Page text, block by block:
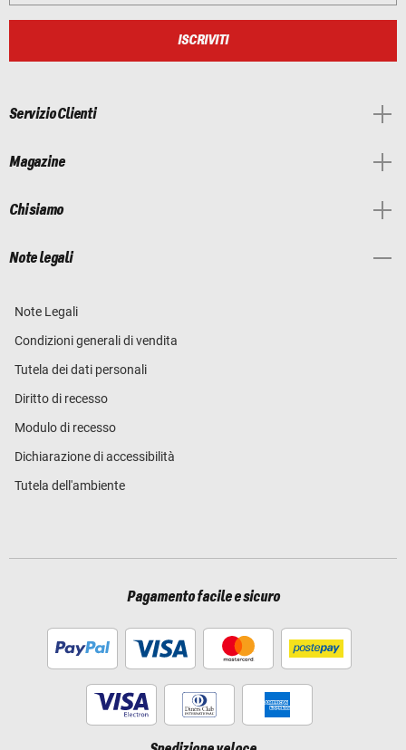
ISCRIVITI
Servizio Clienti
Magazine
Chi siamo
Note legali
Note Legali
Condizioni generali di vendita
Tutela dei dati personali
Diritto di recesso
Modulo di recesso
Dichiarazione di accessibilità
Tutela dell'ambiente
Pagamento facile e sicuro